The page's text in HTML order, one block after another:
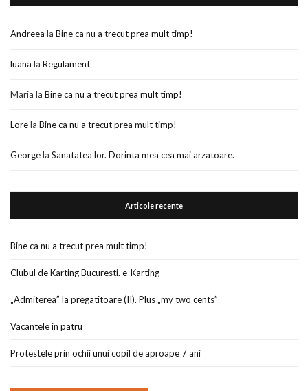
Andreea la Bine ca nu a trecut prea mult timp!
luana la Regulament
Maria la Bine ca nu a trecut prea mult timp!
Lorela Bine ca nu a trecut prea mult timp!
Georgela Sanatatea lor. Dorinta mea cea mai arzatoare.
Articole recente
Bine ca nu a trecut prea mult timp!
Clubul de Karting Bucuresti. e-Karting
„Admiterea” la pregatitoare (II). Plus „my two cents”
Vacantele in patru
Protestele prin ochii unui copil de aproape 7 ani